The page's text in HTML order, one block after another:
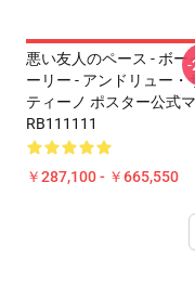
悪い友人のペース - ボー
ーリー - アンドリュー・
ティーノ ポスター公式
RB111111
￥287,100 - ￥665,550
-